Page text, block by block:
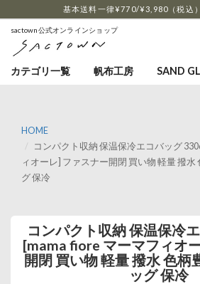
基本送料一律¥770/¥3,980（税込
sactown公式オンラインショップ
カテゴリ一覧 帆布工房 SAND
HOME
コンパクト収納 保温保冷エコバッグ
ィオーレ] ファスナー開閉 買い物 軽量 撥水
グ 保冷
コンパクト収納 保温保冷
[mama fiore マーマフィオ
開閉 買い物 軽量 撥水 色柄
ッグ 保冷